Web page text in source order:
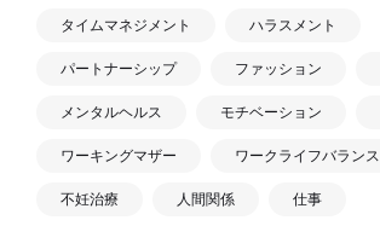
タイムマネジメント ハラスメント
パートナーシップ ファッション
メンタルヘルス モチベーション
ワーキングマザー ワークライフバランス
不妊治療 人間関係 仕事